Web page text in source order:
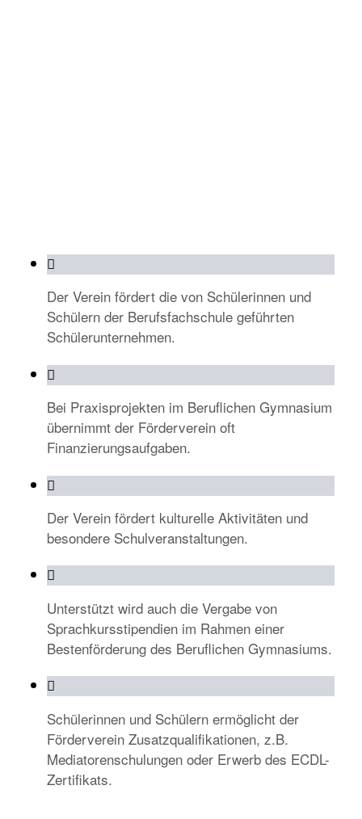
Der Verein fördert die von Schülerinnen und
Schülern der Berufsfachschule geführten
Schülerunternehmen.
Bei Praxisprojekten im Beruflichen Gymnasium
übernimmt der Förderverein oft
Finanzierungsaufgaben.
Der Verein fördert kulturelle Aktivitäten und
besondere Schulveranstaltungen.
Unterstützt wird auch die Vergabe von
Sprachkursstipendien im Rahmen einer
Bestenförderung des Beruflichen Gymnasiums.
Schülerinnen und Schülern ermöglicht der
Förderverein Zusatzqualifikationen, z.B.
Mediatorenschulungen oder Erwerb des ECDL-
Zertifikats.